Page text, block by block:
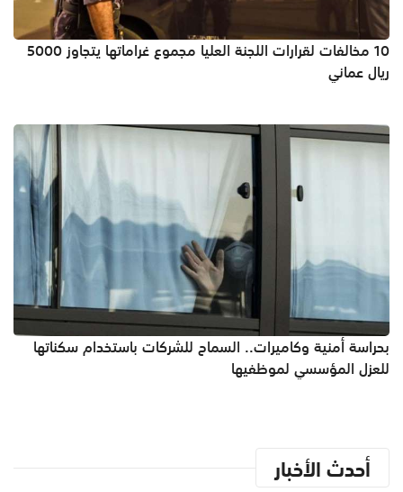
10 مخالفات لقرارات اللجنة العليا مجموع غراماتها يتجاوز 5000
ريال عماني
بحراسة أمنية وكاميرات.. السماح للشركات باستخدام سكناتها
للعزل المؤسسي لموظفيها
أحدث الأخبار